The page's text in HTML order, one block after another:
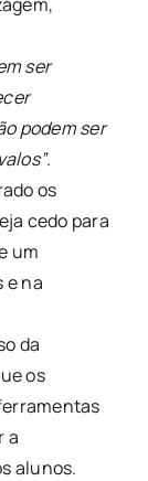
ser
podem ser
.
os
cedo para
um
e na
da
os
a
alunos.